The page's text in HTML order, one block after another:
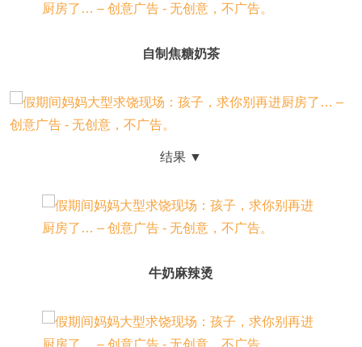
自制焦糖奶茶
结果 ▼
牛奶麻辣烫